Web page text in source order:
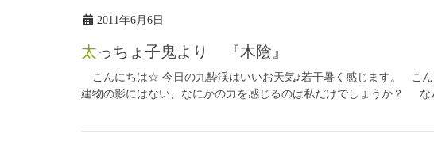
2011年6月6日
太っちょ子鬼より 『木陰』
こんにちは☆ 今日の九酔渓はいいお天気♪若干暑く感じます。 こん
建物の影にはない、なにかの力を感じるのは私だけでしょうか？